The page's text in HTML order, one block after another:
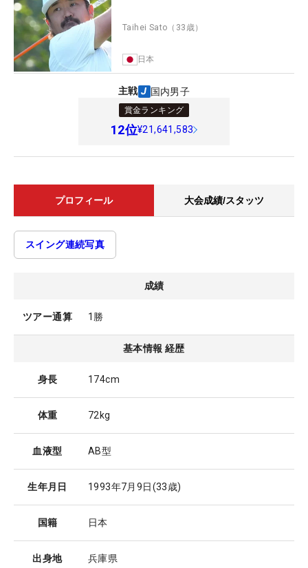
Taihei Sato （33歳）
日本
主戦 国内男子
賞金ランキング
12位¥21,641,583
プロフィール 大会成績/スタッツ
スイング連続写真
成績
ツアー通算 1勝
基本情報 経歴
身長 174cm
体重 72kg
血液型 AB型
生年月日 1993年7月9日(33歳)
国籍 日本
出身地 兵庫県